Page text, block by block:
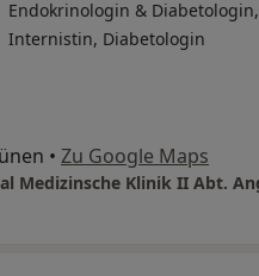
Endokrinologin & Diabetologin,
Internistin, Diabetologin
• Zu Google Maps